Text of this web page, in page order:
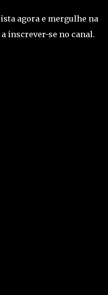
agora e mergulhe na
inscrever-se no canal.